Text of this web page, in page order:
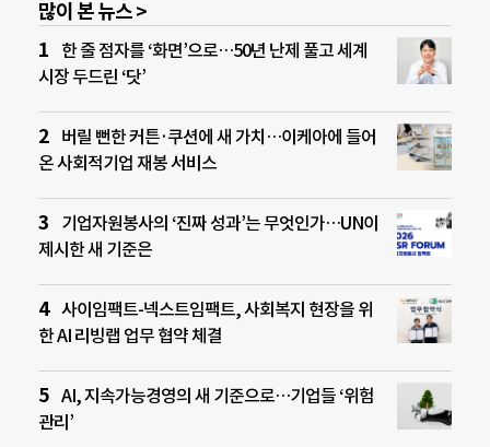
많이 본 뉴스 >
한 줄 점자를 ‘화면’으로…50년 난제 풀고 세계
시장 두드린 ‘닷’
버릴 뻔한 커튼·쿠션에 새 가치…이케아에 들어
온 사회적기업 재봉 서비스
기업자원봉사의 ‘진짜 성과’는 무엇인가…UN이
제시한 새 기준은
사이임팩트-넥스트임팩트, 사회복지 현장을 위
한 AI 리빙랩 업무 협약 체결
AI, 지속가능경영의 새 기준으로…기업들 ‘위험
관리’